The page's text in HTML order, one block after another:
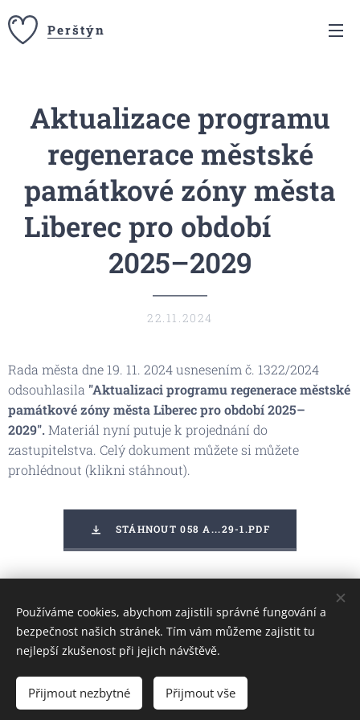
Perštýn
Aktualizace programu
regenerace městské
památkové zóny města
Liberec pro období
2025–2029
22.11.2024
Rada města dne 19. 11. 2024 usnesením č. 1322/2024
odsouhlasila "Aktualizaci programu regenerace městské
památkové zóny města Liberec pro období 2025–
2029".Materiál nyní putuje k projednání do
zastupitelstva. Celý dokument můžete si můžete
prohlédnout (klikni stáhnout).
STÁHNOUT 058 A...29-1.PDF
Obrázky poskytlPexels
Vytvořeno službou Webnode
Používáme cookies, abychom zajistili správné fungování a
bezpečnost našich stránek. Tím vám můžeme zajistit tu
nejlepší zkušenost při jejich návštěvě.
Přijmout nezbytné Přijmout vše